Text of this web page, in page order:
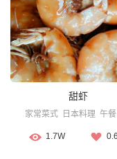
甜虾
家常菜式 日本料理 午餐
1.7W